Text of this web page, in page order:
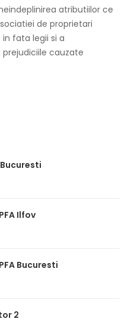
atributiilor ce
de proprietari
in fata legii si a
cauzate
Ilfov
Bucuresti
2